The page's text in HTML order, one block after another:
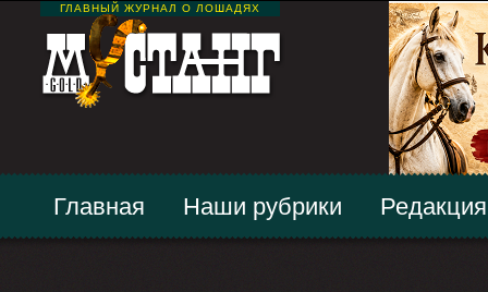
ГЛАВНЫЙ ЖУРНАЛ О ЛОШАДЯХ
Главная Наши рубрики Редакция